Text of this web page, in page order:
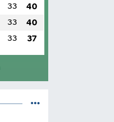
33 40
33 40
33 37